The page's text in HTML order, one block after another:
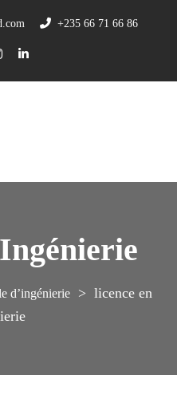
+235 66 71 66 86
d’ingénierie > licence en